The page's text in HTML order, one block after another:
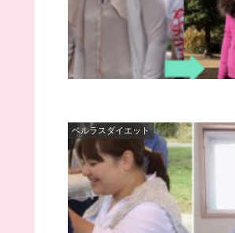
ベルラスダイエット